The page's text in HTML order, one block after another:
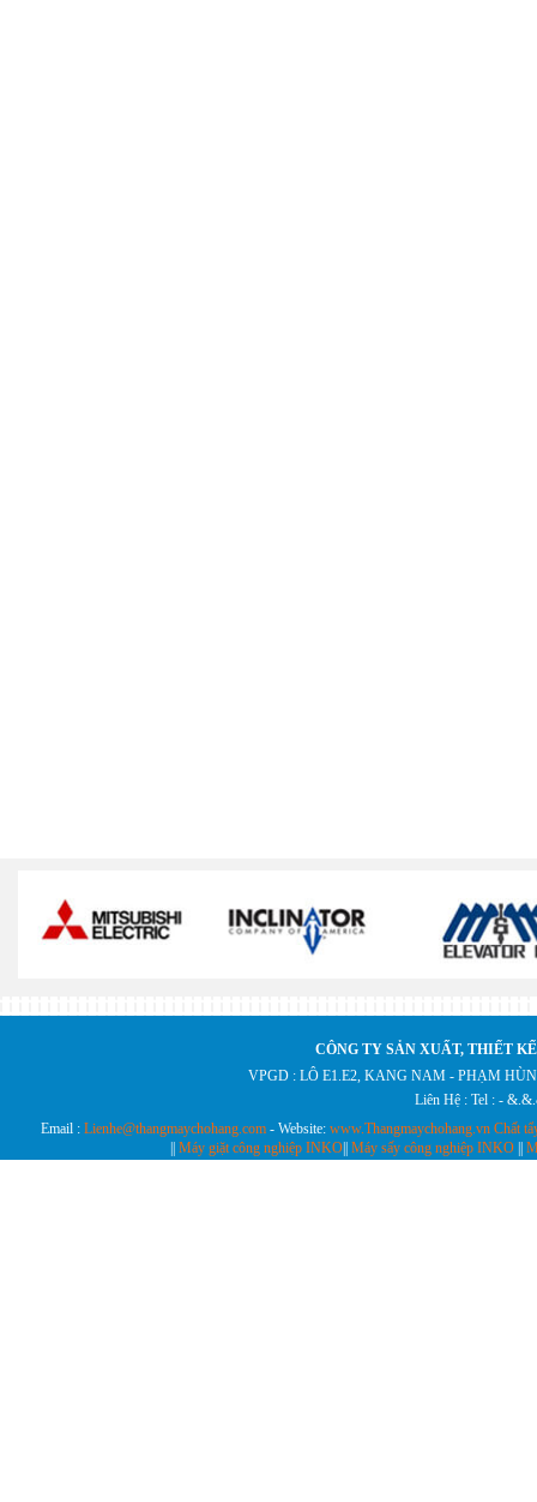
CÔNG TY SẢN XUẤT, THIẾT
VPGD : LÔ E1.E2, KANG NAM - PHẠM
Liên Hệ : Tel : -
Email : Lienhe@thangmaychohang.com - Website: www.Thangmaychohang.vn Chất
Máy giặt công nghiệp INKO Máy sấy công nghiệp INKO